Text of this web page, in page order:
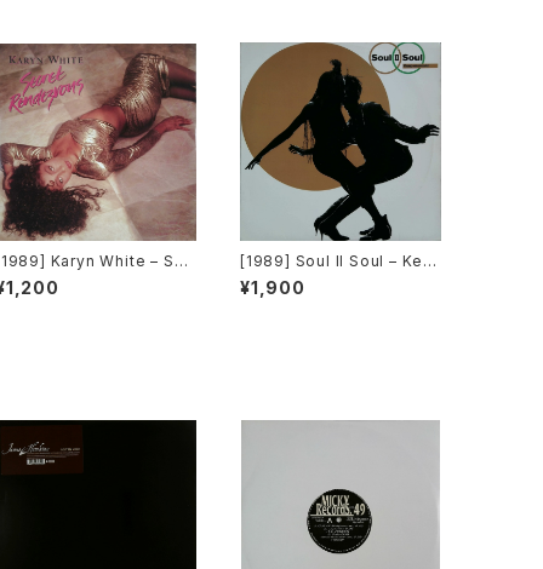
Karyn White – Sec
Rendezvous [Warner
Records]
[1989] Soul II Soul – Kee
p On Movin [Virgin]
¥1,900